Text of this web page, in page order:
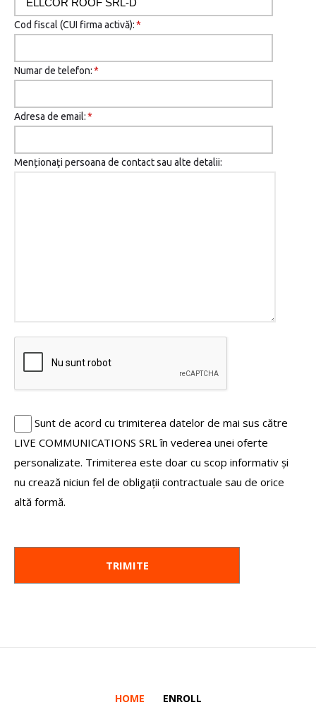
Cod fiscal (CUI firma activă):*
Numar de telefon:*
Adresa de email:*
Menționaţi persoana de contact sau alte detalii:
Sunt de acord cu trimiterea datelor de mai sus către
LIVE COMMUNICATIONS SRL în vederea unei oferte
personalizate. Trimiterea este doar cu scop informativ și
nu crează niciun fel de obligații contractuale sau de orice
altă formă.
HOME ENROLL